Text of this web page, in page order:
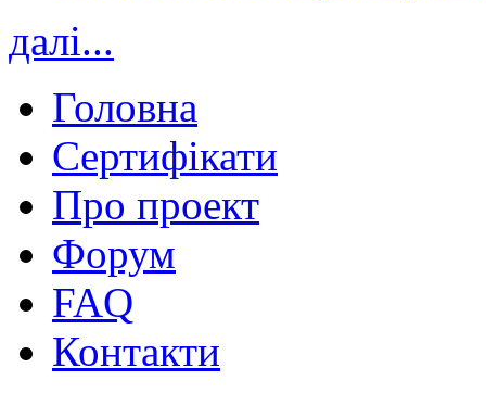
далі...
Головна
Сертифікати
Про проект
Форум
FAQ
Контакти